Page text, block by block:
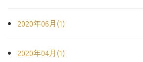
2020年06月(1)
2020年04月(1)